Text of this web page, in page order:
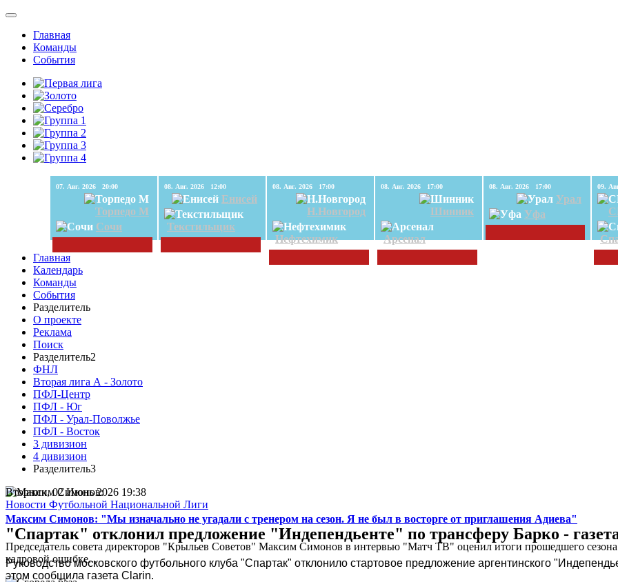
Главная
Команды
События
07. Авг. 2026 20:00
Торпедо М
Сочи
08. Авг. 2026 12:00
Енисей
Текстильщик
08. Авг. 2026 17:00
Н.Новгород
Нефтехимик
08. Авг. 2026 17:00
Шинник
Арсенал
08. Авг. 2026 17:00
Урал
Уфа
Главная
Календарь
Команды
События
Разделитель
О проекте
Реклама
Поиск
Разделитель2
ФНЛ
Вторая лига А - Золото
ПФЛ-Центр
ПФЛ - Юг
ПФЛ - Урал-Поволжье
ПФЛ - Восток
3 дивизион
4 дивизион
Разделитель3
Максим Симонов: "Мы изначально не угадали с тренером на сезон. Я не был в восторге от приглашения Адиева"
Председатель совета директоров "Крыльев Советов" Максим Симонов в интервью "Матч ТВ" оценил итоги прошедшего сезона
кадровой ошибке...
Вторник, 02 Июнь 2026 19:38
Новости Футбольной Национальной Лиги
"Спартак" отклонил предложение "Индепендьенте" по трансферу Барко -
Руководство московского футбольного клуба "Спартак" отклонило стартовое предложение аргентинского
этом сообщила газета Clarin.